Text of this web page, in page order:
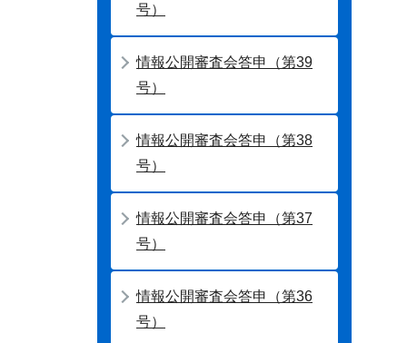
号）
情報公開審査会答申（第39
号）
情報公開審査会答申（第38
号）
情報公開審査会答申（第37
号）
情報公開審査会答申（第36
号）